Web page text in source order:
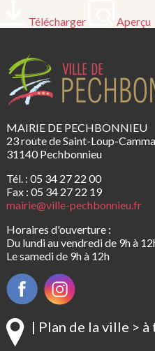
Télécharger Aperçu
MAIRIE DE PECHBONNIEU
23 route de Saint-Loup-
31140 Pechbonnieu
Tél. : 05 34 27 22 00
Fax : 05 34 27 22 19
mairie@ville-pechbonnieu.fr
Horaires d'ouverture :
Du lundi au vendredi de 9h à
Le samedi de 9h à 12h
| Plan de la ville >